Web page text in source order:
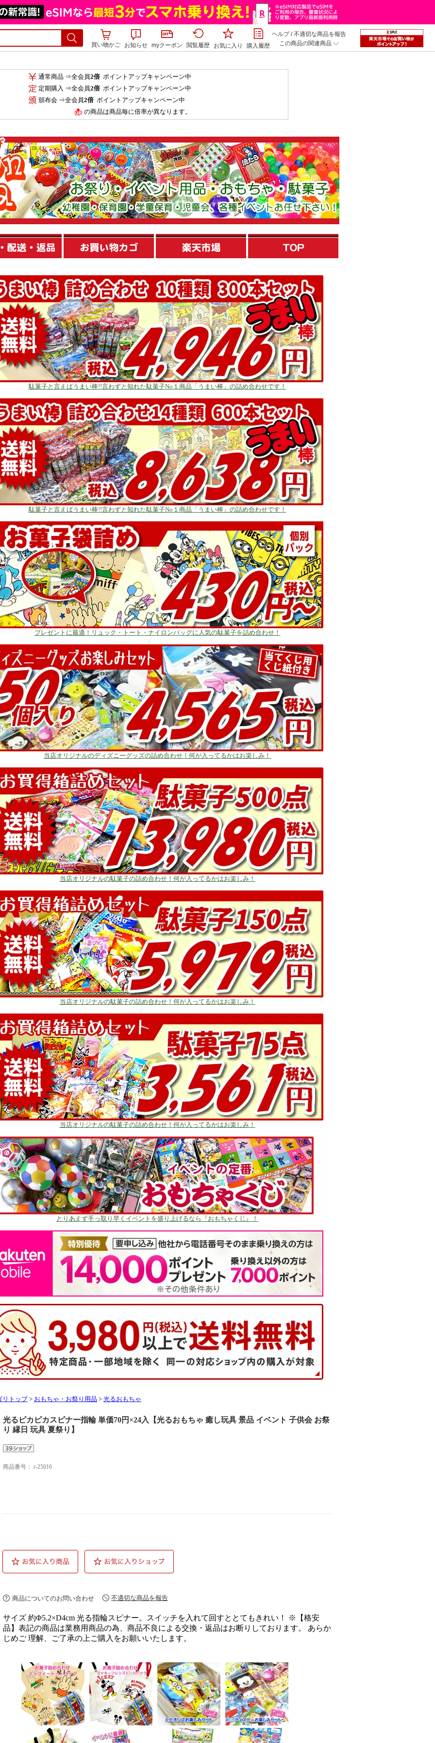
買い物かご お知らせ myクーポン 閲覧履歴 お気に入り 購入履歴
ヘルプ/不適切な商品を報告
この商品の関連商品
通常商品 ⇒全会員2倍ポイントアップキャンペーン中
定期購入 ⇒全会員2倍ポイントアップキャンペーン中
頒布会 ⇒全会員2倍ポイントアップキャンペーン中
の商品は商品毎に倍率が異なります。
駄菓子と言えばうまい棒!!言わずと知れた駄菓子No１商品「うまい棒」の詰め合わせです！
駄菓子と言えばうまい棒!!言わずと知れた駄菓子No１商品「うまい棒」の詰め合わせです！
プレゼントに最適！リュック・トート・ナイロンバッグに人気の駄菓子を詰め合わせ！
当店オリジナルのディズニーグッズの詰め合わせ！何が入ってるかはお楽しみ！
当店オリジナルの駄菓子の詰め合わせ！何が入ってるかはお楽しみ！
当店オリジナルの駄菓子の詰め合わせ！何が入ってるかはお楽しみ！
当店オリジナルの駄菓子の詰め合わせ！何が入ってるかはお楽しみ！
とりあえず手っ取り早くイベントを盛り上げるなら『おもちゃくじ』！
リトップ > おもちゃ・お祭り用品 > 光るおもちゃ
光るピカピカスピナー指輪 単価70円×24入【光るおもちゃ 癒し玩具 景品 イベント 子供会 お祭
り 縁日 玩具 夏祭り】
商品番号： r-25016
商品についてのお問い合わせ 不適切な商品を報告
サイズ 約Φ5.2×D4cm 光る指輪スピナー。スイッチを入れて回すととてもきれい！ ※【格安
品】表記の商品は業務用商品の為、商品不良による交換・返品はお断りしております。 あらか
じめご 理解、ご了承の上ご購入をお願いいたします。